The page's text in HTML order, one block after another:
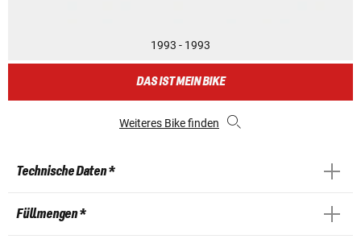
1993 - 1993
DAS IST MEIN BIKE
Weiteres Bike finden
Technische Daten *
Füllmengen *